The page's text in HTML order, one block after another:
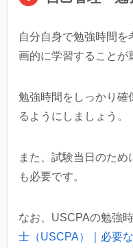
自分自身で勉強時間
画的に学習することが
勉強時間をしっかり確
るようにしましょう。
また、試験当日のため
も必要です。
なお、USCPAの勉強
士（USCPA）｜必要